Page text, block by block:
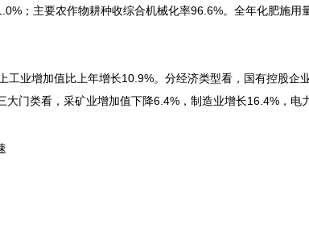
；主要农作物耕种收综合机械化率96.6%。全年化肥施用
业增加值比上年增长10.9%。分经济类型看，国有控股企
门类看，采矿业增加值下降6.4%，制造业增长16.4%，电